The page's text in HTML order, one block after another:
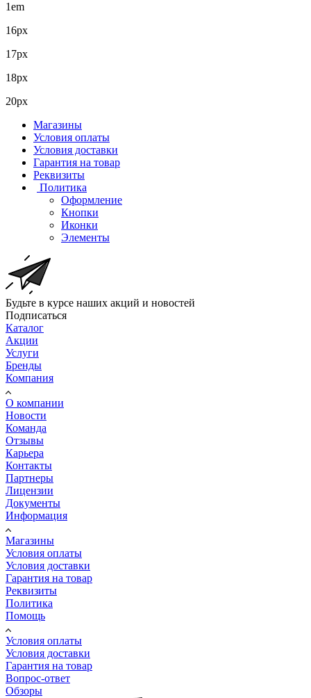
1em
16px
17px
18px
20px
Магазины
Условия оплаты
Условия доставки
Гарантия на товар
Реквизиты
Политика
Оформление
Кнопки
Иконки
Элементы
Будьте в курсе наших акций и новостей
Подписаться
Каталог
Акции
Услуги
Бренды
Компания
О компании
Новости
Команда
Отзывы
Карьера
Контакты
Партнеры
Лицензии
Документы
Информация
Магазины
Условия оплаты
Условия доставки
Гарантия на товар
Реквизиты
Политика
Помощь
Условия оплаты
Условия доставки
Гарантия на товар
Вопрос-ответ
Обзоры